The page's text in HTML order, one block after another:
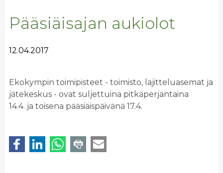
Pääsiäisajan aukiolot
12.04.2017
Ekokympin toimipisteet - toimisto, lajitteluasemat ja
jätekeskus - ovat suljettuina pitkäperjantaina
14.4. ja toisena pääsiäispäivänä 17.4.